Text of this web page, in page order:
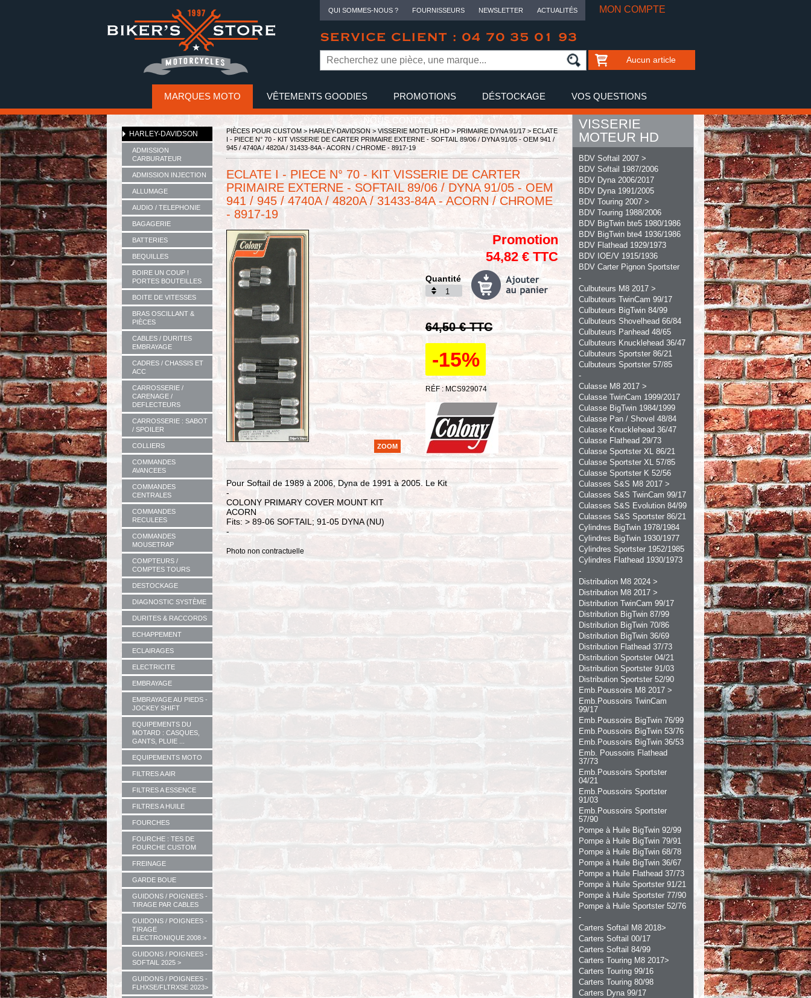
QUI SOMMES-NOUS ? FOURNISSEURS NEWSLETTER ACTUALITÉS MON COMPTE
SERVICE CLIENT : 04 70 35 01 93
Aucun article
MARQUES MOTO VÊTEMENTS GOODIES PROMOTIONS DÉSTOCKAGE VOS QUESTIONS
NOUS CONTACTER
HARLEY-DAVIDSON
ADMISSION
CARBURATEUR
ADMISSION INJECTION
ALLUMAGE
AUDIO / TELEPHONIE
BAGAGERIE
BATTERIES
BEQUILLES
BOIRE UN COUP !
PORTES BOUTEILLES
BOITE DE VITESSES
BRAS OSCILLANT &
PIÈCES
CABLES / DURITES
EMBRAYAGE
CADRES / CHASSIS ET
ACC
CARROSSERIE /
CARENAGE /
DEFLECTEURS
CARROSSERIE : SABOT
/ SPOILER
COLLIERS
COMMANDES
AVANCEES
COMMANDES
CENTRALES
COMMANDES
RECULEES
COMMANDES
MOUSETRAP
COMPTEURS /
COMPTES TOURS
DESTOCKAGE
DIAGNOSTIC SYSTÈME
DURITES & RACCORDS
ECHAPPEMENT
ECLAIRAGES
ELECTRICITE
EMBRAYAGE
EMBRAYAGE AU PIEDS -
JOCKEY SHIFT
EQUIPEMENTS DU
MOTARD : CASQUES,
GANTS, PLUIE ...
EQUIPEMENTS MOTO
FILTRES A AIR
FILTRES A ESSENCE
FILTRES A HUILE
FOURCHES
FOURCHE : TES DE
FOURCHE CUSTOM
FREINAGE
GARDE BOUE
GUIDONS / POIGNEES -
TIRAGE PAR CABLES
GUIDONS / POIGNEES -
TIRAGE
ELECTRONIQUE 2008 >
GUIDONS / POIGNEES -
SOFTAIL 2025 >
GUIDONS / POIGNEES -
FLHXSE/FLTRXSE 2023>
PIÈCES POUR CUSTOM > HARLEY-DAVIDSON > VISSERIE MOTEUR HD > PRIMAIRE DYNA 91/17 > ECLATE
I - PIECE N° 70 - KIT VISSERIE DE CARTER PRIMAIRE EXTERNE - SOFTAIL 89/06 / DYNA 91/05 - OEM 941 /
945 / 4740A / 4820A / 31433-84A - ACORN / CHROME - 8917-19
ECLATE I - PIECE N° 70 - KIT VISSERIE DE CARTER
PRIMAIRE EXTERNE - SOFTAIL 89/06 / DYNA 91/05 - OEM
941 / 945 / 4740A / 4820A / 31433-84A - ACORN / CHROME
- 8917-19
ZOOM
Promotion
54,82 € TTC
Quantité
64,50 € TTC
-15%
RÉF : MCS929074
Pour Softail de 1989 à 2006, Dyna de 1991 à 2005. Le Kit
-
COLONY PRIMARY COVER MOUNT KIT
ACORN
Fits: > 89-06 SOFTAIL; 91-05 DYNA (NU)
-
Photo non contractuelle
VISSERIE
MOTEUR HD
BDV Softail 2007 >
BDV Softail 1987/2006
BDV Dyna 2006/2017
BDV Dyna 1991/2005
BDV Touring 2007 >
BDV Touring 1988/2006
BDV BigTwin bte5 1980/1986
BDV BigTwin bte4 1936/1986
BDV Flathead 1929/1973
BDV IOE/V 1915/1936
BDV Carter Pignon Sportster
-
Culbuteurs M8 2017 >
Culbuteurs TwinCam 99/17
Culbuteurs BigTwin 84/99
Culbuteurs Shovelhead 66/84
Culbuteurs Panhead 48/65
Culbuteurs Knucklehead 36/47
Culbuteurs Sportster 86/21
Culbuteurs Sportster 57/85
-
Culasse M8 2017 >
Culasse TwinCam 1999/2017
Culasse BigTwin 1984/1999
Culasse Pan / Shovel 48/84
Culasse Knucklehead 36/47
Culasse Flathead 29/73
Culasse Sportster XL 86/21
Culasse Sportster XL 57/85
Culasse Sportster K 52/56
Culasses S&S M8 2017 >
Culasses S&S TwinCam 99/17
Culasses S&S Evolution 84/99
Culasses S&S Sportster 86/21
Cylindres BigTwin 1978/1984
Cylindres BigTwin 1930/1977
Cylindres Sportster 1952/1985
Cylindres Flathead 1930/1973
-
Distribution M8 2024 >
Distribution M8 2017 >
Distribution TwinCam 99/17
Distribution BigTwin 87/99
Distribution BigTwin 70/86
Distribution BigTwin 36/69
Distribution Flathead 37/73
Distribution Sportster 04/21
Distribution Sportster 91/03
Distribution Sportster 52/90
Emb.Poussoirs M8 2017 >
Emb.Poussoirs TwinCam
99/17
Emb.Poussoirs BigTwin 76/99
Emb.Poussoirs BigTwin 53/76
Emb.Poussoirs BigTwin 36/53
Emb. Poussoirs Flathead
37/73
Emb.Poussoirs Sportster
04/21
Emb.Poussoirs Sportster
91/03
Emb.Poussoirs Sportster
57/90
Pompe à Huile BigTwin 92/99
Pompe à Huile BigTwin 79/91
Pompe à Huile BigTwin 68/78
Pompe à Huile BigTwin 36/67
Pompe a Huile Flathead 37/73
Pompe à Huile Sportster 91/21
Pompe à Huile Sportster 77/90
Pompe à Huile Sportster 52/76
-
Carters Softail M8 2018>
Carters Softail 00/17
Carters Softail 84/99
Carters Touring M8 2017>
Carters Touring 99/16
Carters Touring 80/98
Carters Dyna 99/17